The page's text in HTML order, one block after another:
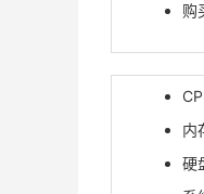
购
内
硬